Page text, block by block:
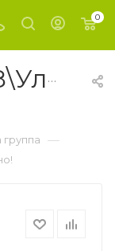
0
—